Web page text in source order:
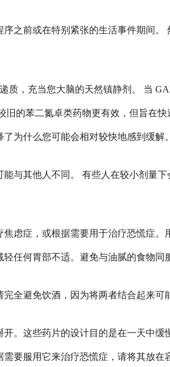
之前或在特别紧张的生活事件期间
，充当您大脑的天然镇静剂。 当
的苯二氮卓类药物更有效，但旨在
为什么您可能会相对较快地感到缓
与其他人不同。 有些人在较小剂量
虑症，或根据需要用于治疗恐慌症
任何胃部不适。避免与油腻的食物
全避免饮酒，因为将两者结合起来
。这些药片的设计目的是在一天中缓
要服用它来治疗恐慌症，请将其放